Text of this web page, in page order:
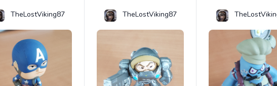
TheLostViking87 TheLostViking87